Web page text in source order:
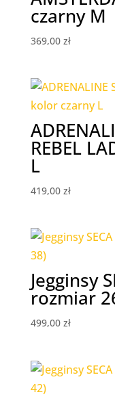
czarny M
369,00 zł
REBEL
L
419,00 zł
Jegginsy
rozmiar
499,00 zł